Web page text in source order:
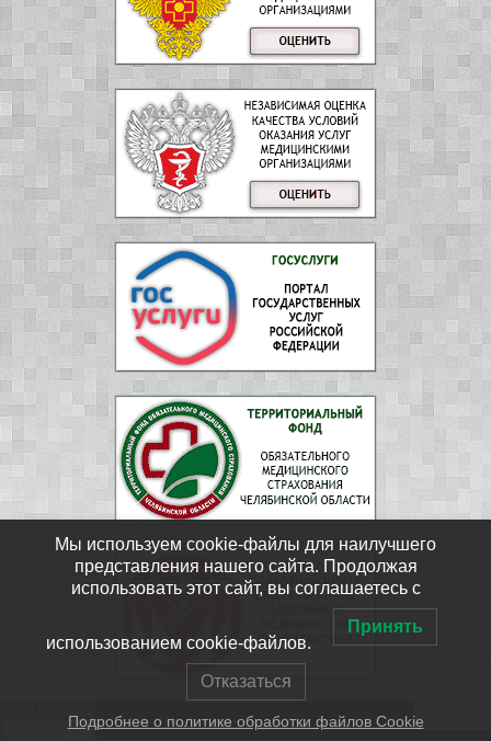
ФГБУЗ ЦМСЧ № 15 ФМБА России
Мы используем cookie-файлы для наилучшего
представления нашего сайта. Продолжая
использовать этот сайт, вы соглашаетесь с
использованием cookie-файлов.
Принять
Отказаться
Подробнее о политике обработки файлов Cookie